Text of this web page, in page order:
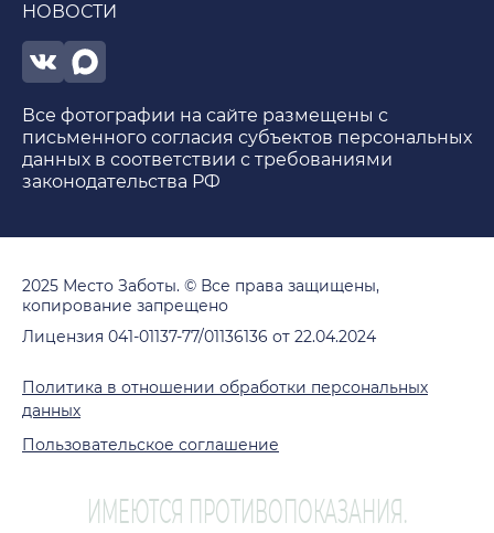
НОВОСТИ
Все фотографии на сайте размещены с
письменного согласия субъектов персональных
данных в соответствии с требованиями
законодательства РФ
2025 Место Заботы. © Все права защищены,
копирование запрещено
Лицензия 041-01137-77/01136136 от 22.04.2024
Политика в отношении обработки персональных
данных
Пользовательское соглашение
ИМЕЮТСЯ ПРОТИВОПОКАЗАНИЯ.